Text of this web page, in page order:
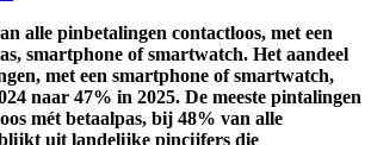
alle pinbetalingen contactloos, met een
smartphone of smartwatch. Het aandeel
met een smartphone of smartwatch,
naar 47% in 2025. De meeste pintalingen
mét betaalpas, bij 48% van alle
uit landelijke pincijfers die